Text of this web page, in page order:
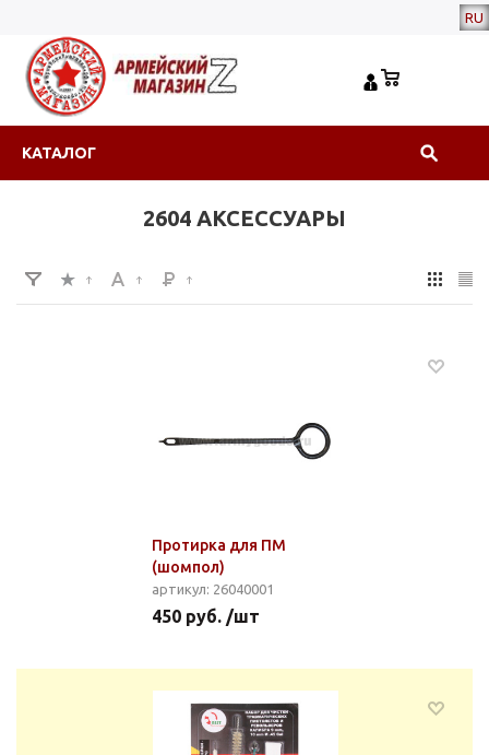
RU
КАТАЛОГ
2604 АКСЕССУАРЫ
Протирка для ПМ
(шомпол)
артикул: 26040001
450 руб. /шт